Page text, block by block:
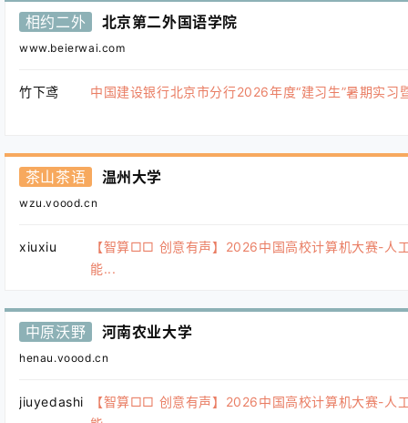
相约二外 北京第二外国语学院
www.beierwai.com
竹下鸢 中国建设银行北京市分行2026年度“建习生”暑期实习
茶山茶语 温州大学
wzu.voood.cn
xiuxiu
【智算□□ 创意有声】2026中国高校计算机大赛-人
能...
中原沃野 河南农业大学
henau.voood.cn
jiuyedashi
【智算□□ 创意有声】2026中国高校计算机大赛-人